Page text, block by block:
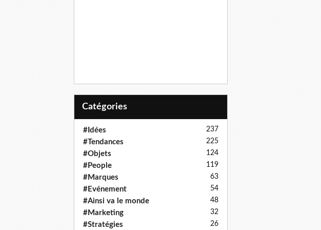
Catégories
#Idées 237
#Tendances 225
#Objets 124
#People 119
#Marques 63
#Evénement 54
#Ainsi va le monde 48
#Marketing 32
#Stratégies 26